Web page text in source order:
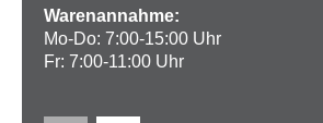
Warenannahme:
Mo-Do: 7:00-15:00 Uhr
Fr: 7:00-11:00 Uhr